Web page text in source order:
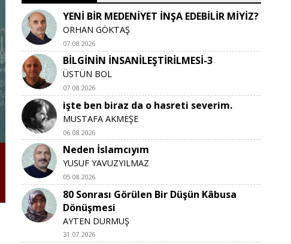
YENİ BİR MEDENİYET İNŞA EDEBİLİR MİYİZ?
ORHAN GÖKTAŞ
07.08.2026
BİLGİNİN İNSANİLEŞTİRİLMESİ-3
ÜSTÜN BOL
07.08.2026
işte ben biraz da o hasreti severim.
MUSTAFA AKMEŞE
06.08.2026
Neden İslamcıyım
YUSUF YAVUZYILMAZ
05.08.2026
80 Sonrası Görülen Bir Düşün Kâbusa
Dönüşmesi
AYTEN DURMUŞ
31.07.2026